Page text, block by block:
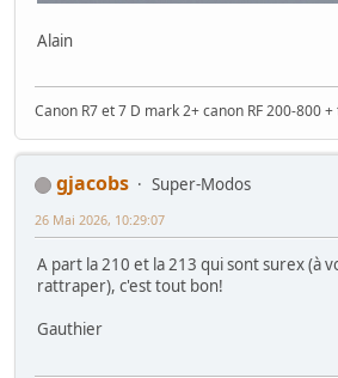
Alain
Canon R7 et 7 D mark 2+ canon RF 200-800
gjacobs
Super-Modos
26 Mai 2026, 10:29:07
A part la 210 et la 213 qui sont surex (à
rattraper), c'est tout bon!
Gauthier